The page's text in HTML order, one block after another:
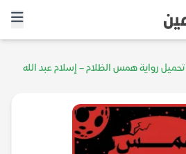
تحميل رواية همس الظلام – إسلام عبد الله